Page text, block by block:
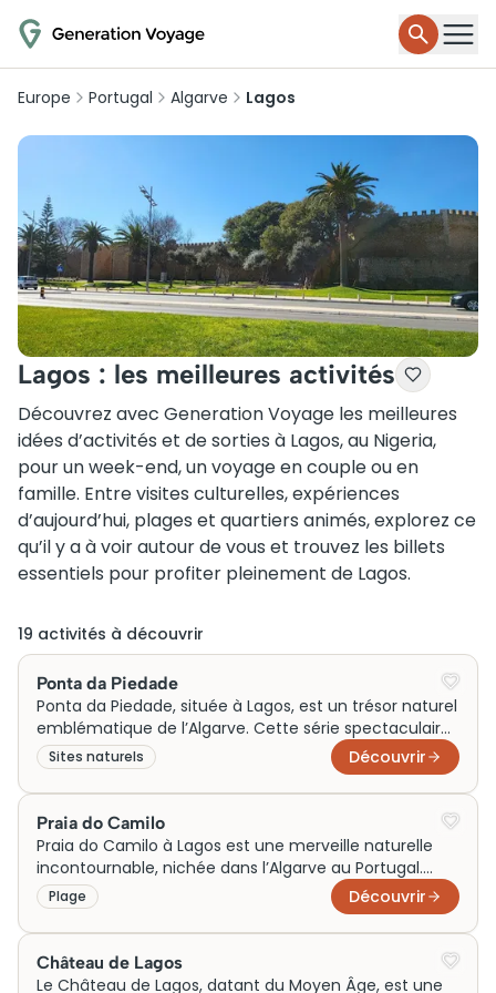
Europe Portugal Algarve Lagos
Lagos : les meilleures activités
Découvrez avec Generation Voyage les meilleures
idées d’activités et de sorties à Lagos, au Nigeria,
pour un week-end, un voyage en couple ou en
famille. Entre visites culturelles, expériences
d’aujourd’hui, plages et quartiers animés, explorez ce
qu’il y a à voir autour de vous et trouvez les billets
essentiels pour profiter pleinement de Lagos.
19 activités à découvrir
Ponta da Piedade
Ponta da Piedade, située à Lagos, est un trésor naturel
emblématique de l’Algarve. Cette série spectaculaire
de formations rocheuses côtières, façonnées par le
vent et la mer, offre un paysage saisissant de grottes
et de grottos. Historiquement, ces structures ont
guidé les pêcheurs locaux et protégé la côte.
Aujourd’hui, elles séduisent par leur beauté sauvage et
sont souvent explorées via des excursions en bateau,
offrant une immersion inoubliable au cœur de la
nature.
Sites naturels Découvrir
Praia do Camilo
Praia do Camilo à Lagos est une merveille naturelle
incontournable, nichée dans l’Algarve au Portugal.
Accessible par 200 marches en bois, cette crique
isolée se révèle à travers des formations rocheuses
ocre majestueuses et un tunnel creusé à la main.
Autrefois utilisée par les pêcheurs locaux, la plage est
aujourd’hui un sanctuaire pour les amoureux de la
Plage Découvrir
Château de Lagos
Le Château de Lagos, datant du Moyen Âge, est une